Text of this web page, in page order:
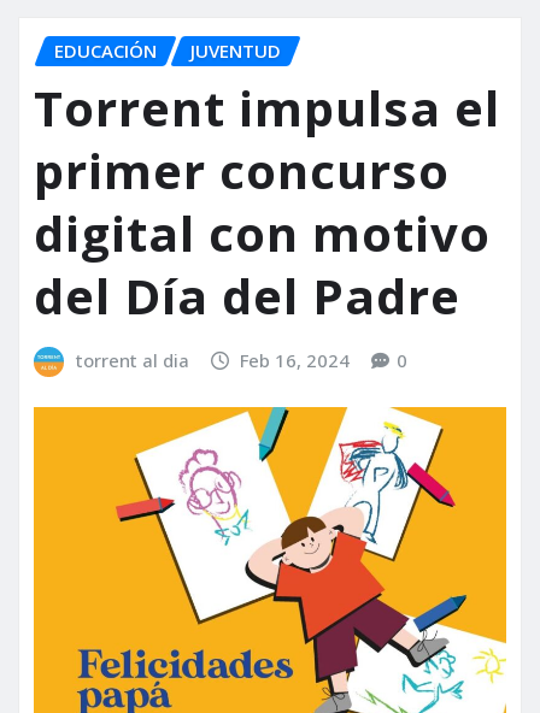
EDUCACIÓN JUVENTUD
Torrent impulsa el
primer concurso
digital con motivo
del Día del Padre
torrent al dia Feb 16, 2024 0